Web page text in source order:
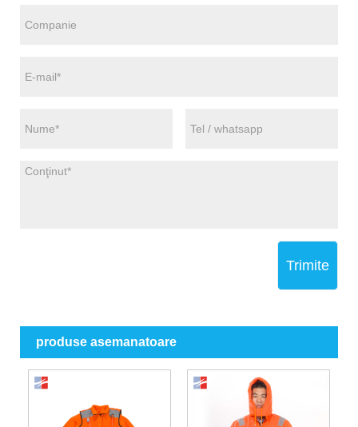
Trimite
produse asemanatoare